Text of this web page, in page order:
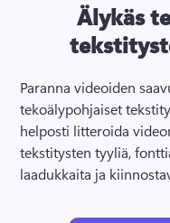
Älykäs
Paranna videoiden
tekoälypohjaiset
helposti litteroida
tekstitysten tyyliä,
laadukkaita ja